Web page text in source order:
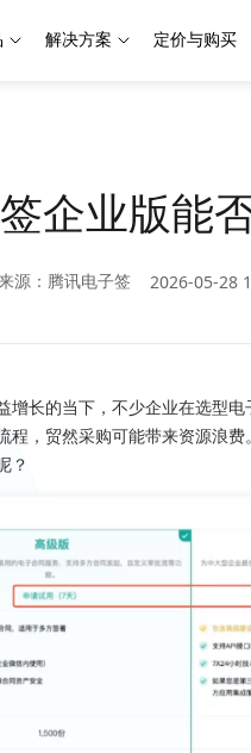
解决方案 定价与购买
企业版能
源：腾讯电子签 2026-05-28
增长的当下，不少企业在选型
程，贸然采购可能带来资源浪
？